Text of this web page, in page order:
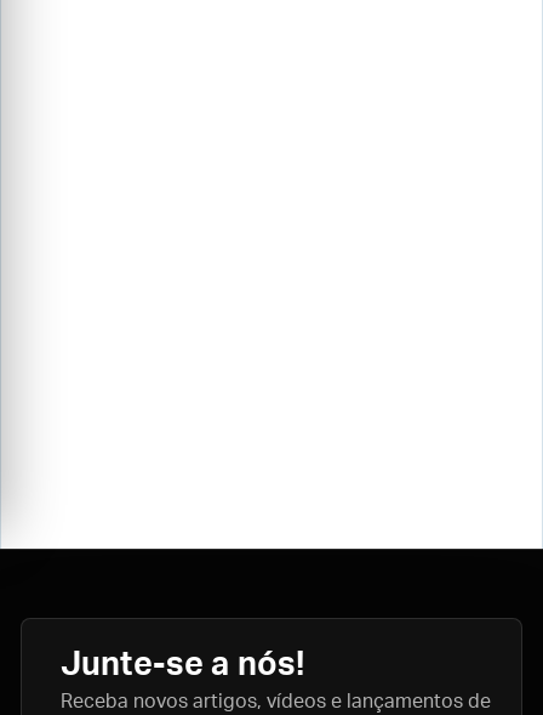
Junte-se a nós!
Receba novos artigos, vídeos e lançamentos de